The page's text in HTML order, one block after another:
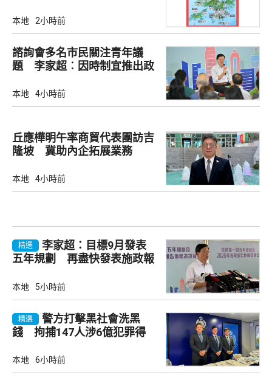
本地 2小時前
諮詢會多名市民關注青年議
題 李家超︰因時制宜推出政
本地 4小時前
丘應樺明午率商貿代表團訪吉
隆坡 冀助內企拓展業務
本地 4小時前
精選
李家超：目標9月發表
五年規劃 再盡快發表施政報
本地 5小時前
精選
警方打擊黑社會洗黑
錢 拘捕147人涉6億犯罪得
本地 6小時前